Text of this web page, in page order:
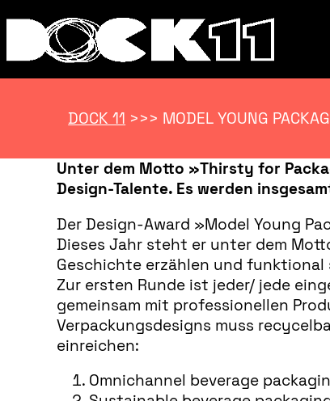
DOCK 11 >>> MODEL YOUNG
Unter dem Motto »Thirsty for
Design-Talente. Es werden
Der Design-Award »Model Young
Dieses Jahr steht er unter dem
Geschichte erzählen und funktional
Zur ersten Runde ist jeder/ jede
gemeinsam mit professionellen
Verpackungsdesigns muss
einreichen:
Omnichannel beverage